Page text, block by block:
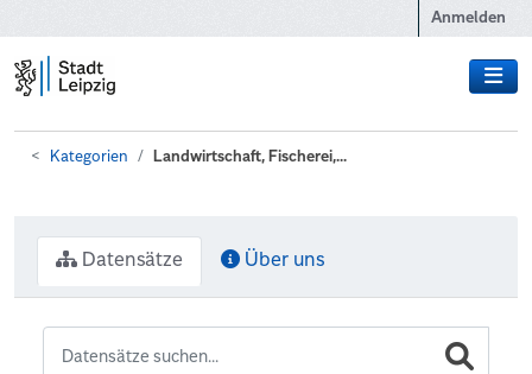
Anmelden
Kategorien Landwirtschaft, Fischerei,...
Datensätze Über uns